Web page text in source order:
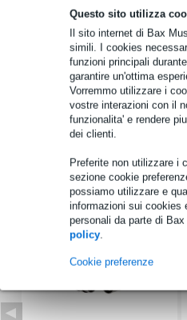
Questo sito utilizza
Il sito internet di Bax
simili. I cookies
funzioni principali
garantire un'ottima
Vorremmo utilizzare i
vostre interazioni con il
funzionalita' e rendere
dei clienti.
Preferite non utilizzare i
sezione cookie
possiamo utilizzare e
informazioni sui cookies
personali da parte di
policy.
Cookie preferenze
Informazioni sul prodotto
potenza efficace: 10 W
potenza di picco: 20 W
impedenza z: 8 ohm
Specifiche complete